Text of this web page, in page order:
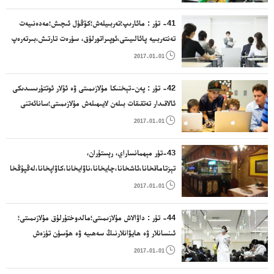
41- تۈر : مائارىپ؛تەربىيلەش؛كۆڭۈل ئىچىش؛مەدەنىيەت
تەنتەربىيە پائالىيىتى،ئوپىراتورلۇق، سۈرەت تارتىش،بىرتەرەپ
قىلىش مۇلازىمىتى، چېنىقىش سارىيى، دىسكوخانا،

2017-01-01
42- تۈر : پەن-تېخنىكا مۇلازىمىتى ۋە ئۇلار ئوتتۇرىسىدىكى
ئالاقىدار تەتقىقات بىلەن لايىھىلەش مۇلازىمىتى؛سانائەتنى
ئانالىز قىلىش بىلەن تەتقىقات؛كومپىيۇتىر قاتتىق دېتالى
ئىشلەش، قۇرۇلۇش لايىھەلەش، بىزەكچىلىك

2017-01-01
43-تۈر مېھمانساراي، رېستۇران،
ئارامگاھ

2017-01-01
44- تۈر : داۋالاش مۇلازىمىتى؛مالدوختۇرلۇق مۇلازىمىتى؛
ئىنسانلار ۋە ھايۋانلارنىڭ سەھىيە ۋە ھۆسۈن تۈزەش
مۇلازىمىتى؛يىزا ئىگىلىك،باغۋەنچىلىك ۋە ئورمانچىلىق

2017-01-01